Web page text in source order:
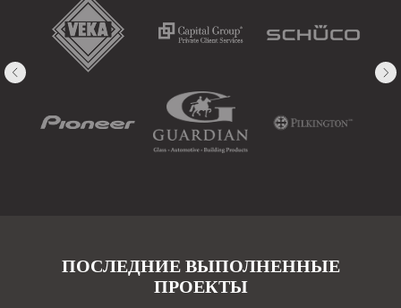
ПОСЛЕДНИЕ ВЫПОЛНЕННЫЕ
ПРОЕКТЫ